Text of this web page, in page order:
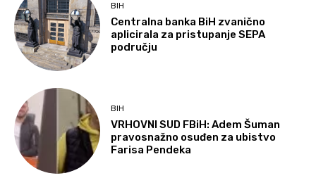
BIH
Centralna banka BiH zvanično
aplicirala za pristupanje SEPA
području
BIH
VRHOVNI SUD FBiH: Adem Šuman
pravosnažno osuđen za ubistvo
Farisa Pendeka